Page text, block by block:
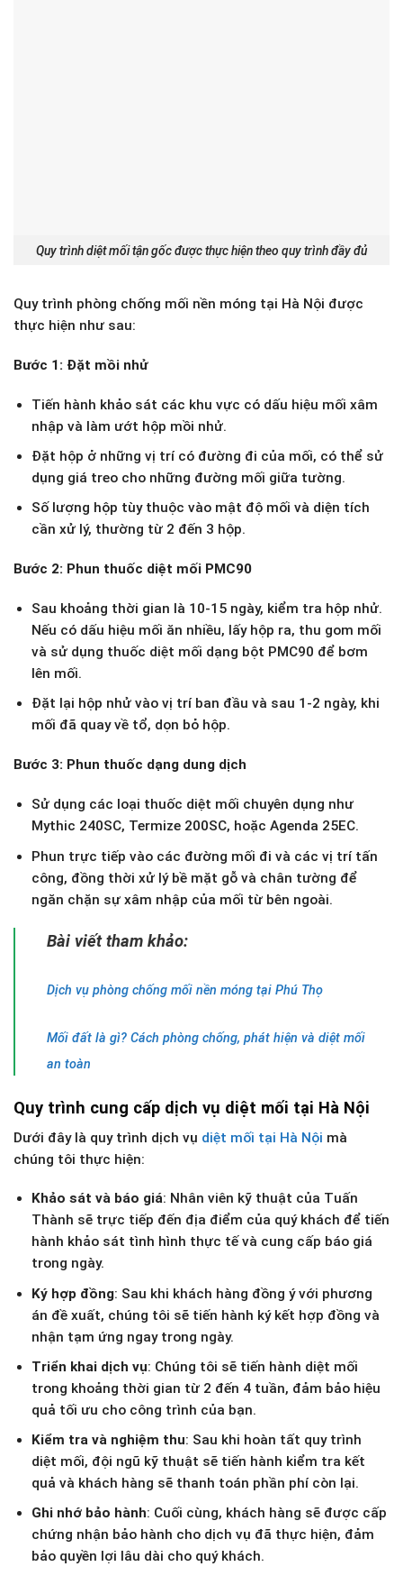
Quy trình diệt mối tận gốc được thực hiện theo quy trình đầy đủ
Quy trình phòng chống mối nền móng tại Hà Nội được
thực hiện như sau:
Bước 1: Đặt mồi nhử
Tiến hành khảo sát các khu vực có dấu hiệu mối xâm
nhập và làm ướt hộp mồi nhử.
Đặt hộp ở những vị trí có đường đi của mối, có thể sử
dụng giá treo cho những đường mối giữa tường.
Số lượng hộp tùy thuộc vào mật độ mối và diện tích
cần xử lý, thường từ 2 đến 3 hộp.
Bước 2: Phun thuốc diệt mối PMC90
Sau khoảng thời gian là 10-15 ngày, kiểm tra hộp nhử.
Nếu có dấu hiệu mối ăn nhiều, lấy hộp ra, thu gom mối
và sử dụng thuốc diệt mối dạng bột PMC90 để bơm
lên mối.
Đặt lại hộp nhử vào vị trí ban đầu và sau 1-2 ngày, khi
mối đã quay về tổ, dọn bỏ hộp.
Bước 3: Phun thuốc dạng dung dịch
Sử dụng các loại thuốc diệt mối chuyên dụng như
Mythic 240SC, Termize 200SC, hoặc Agenda 25EC.
Phun trực tiếp vào các đường mối đi và các vị trí tấn
công, đồng thời xử lý bề mặt gỗ và chân tường để
ngăn chặn sự xâm nhập của mối từ bên ngoài.
Bài viết tham khảo:
Dịch vụ phòng chống mối nền móng tại Phú Thọ
Mối đất là gì? Cách phòng chống, phát hiện và diệt mối
an toàn
Quy trình cung cấp dịch vụ diệt mối tại Hà Nội
Dưới đây là quy trình dịch vụ diệt mối tại Hà Nội mà
chúng tôi thực hiện:
Khảo sát và báo giá: Nhân viên kỹ thuật của Tuấn
Thành sẽ trực tiếp đến địa điểm của quý khách để tiến
hành khảo sát tình hình thực tế và cung cấp báo giá
trong ngày.
Ký hợp đồng: Sau khi khách hàng đồng ý với phương
án đề xuất, chúng tôi sẽ tiến hành ký kết hợp đồng và
nhận tạm ứng ngay trong ngày.
Triển khai dịch vụ: Chúng tôi sẽ tiến hành diệt mối
trong khoảng thời gian từ 2 đến 4 tuần, đảm bảo hiệu
quả tối ưu cho công trình của bạn.
Kiểm tra và nghiệm thu: Sau khi hoàn tất quy trình
diệt mối, đội ngũ kỹ thuật sẽ tiến hành kiểm tra kết
quả và khách hàng sẽ thanh toán phần phí còn lại.
Ghi nhớ bảo hành: Cuối cùng, khách hàng sẽ được cấp
chứng nhận bảo hành cho dịch vụ đã thực hiện, đảm
bảo quyền lợi lâu dài cho quý khách.